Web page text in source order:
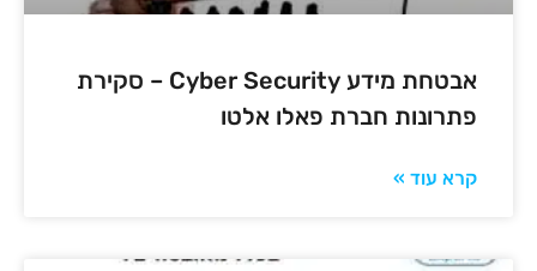
אבטחת מידע Cyber Security – סקירת
פתרונות חברת פאלו אלטו
קרא עוד »